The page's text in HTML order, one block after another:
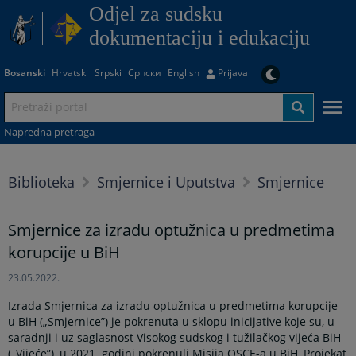
Odjel za sudsku
dokumentaciju i edukaciju
Bosanski Hrvatski Srpski Српски English Prijava
Napredna pretraga
Biblioteka Smjernice i Uputstva Smjernice
Smjernice za izradu optužnica u predmetima
korupcije u BiH
23.05.2022.
Izrada Smjernica za izradu optužnica u predmetima korupcije
u BiH („Smjernice”) je pokrenuta u sklopu inicijative koje su, u
saradnji i uz saglasnost Visokog sudskog i tužilačkog vijeća BiH